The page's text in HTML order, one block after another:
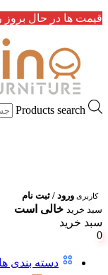
قیمت ها در حال بروز
Products search
کاربری ورود / ثبت نام
سبد خرید خالی است
سبد خرید
0
دسته بندی ها